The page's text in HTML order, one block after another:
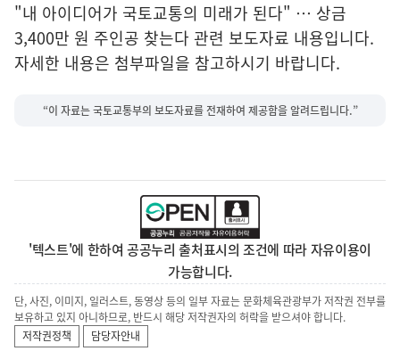
"내 아이디어가 국토교통의 미래가 된다" … 상금
3,400만 원 주인공 찾는다 관련 보도자료 내용입니다.
자세한 내용은 첨부파일을 참고하시기 바랍니다.
“이 자료는 국토교통부의 보도자료를 전재하여 제공함을 알려드립니다.”
'텍스트'에 한하여 공공누리 출처표시의 조건에 따라 자유이용이
가능합니다.
단, 사진, 이미지, 일러스트, 동영상 등의 일부 자료는 문화체육관광부가 저작권 전부를
보유하고 있지 아니하므로, 반드시 해당 저작권자의 허락을 받으셔야 합니다.
저작권정책
담당자안내